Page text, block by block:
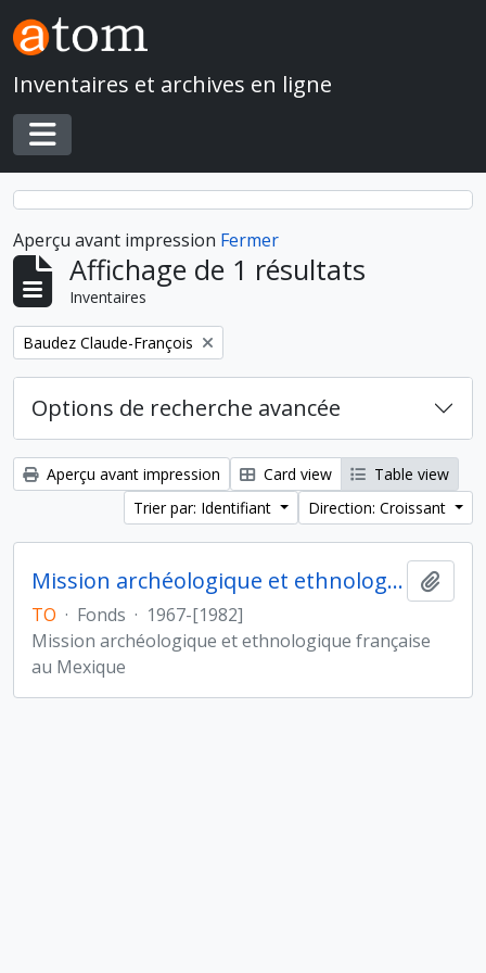
Skip to main content
Inventaires et archives en ligne
Toggle navigation
Aperçu avant impression Fermer
Affichage de 1 résultats
Inventaires
Remove filter:
Baudez Claude-François
Options de recherche avancée
Aperçu avant impression Card view
Table view
Trier par: Identifiant
Direction: Croissant
Mission archéologique et ethnologique française au Mexique
TO · Fonds · 1967-[1982]
Mission archéologique et ethnologique française
au Mexique